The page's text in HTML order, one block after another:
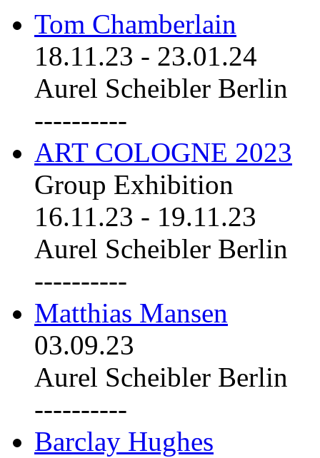
Tom Chamberlain
18.11.23 - 23.01.24
Aurel Scheibler Berlin
----------
ART COLOGNE 2023
Group Exhibition
16.11.23 - 19.11.23
Aurel Scheibler Berlin
----------
Matthias Mansen
03.09.23
Aurel Scheibler Berlin
----------
Barclay Hughes